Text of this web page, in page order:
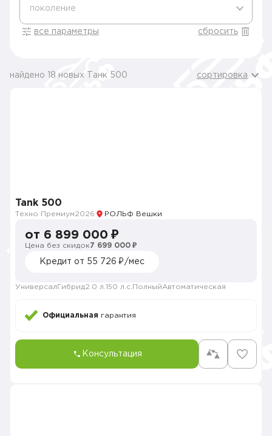
поколение
все параметры сбросить
найдено 18 новых Танк 500 сортировка
Tank 500
Техно Премиум2026 РОЛЬФ Вешки
от 6 899 000 ₽
Цена без скидок7 699 000 ₽
Кредит от 55 726 ₽/мес
Универсал Гибрид2.0 л. 150 л.с. ПолныйАвтоматическая
Официальная гарантия
Консультация